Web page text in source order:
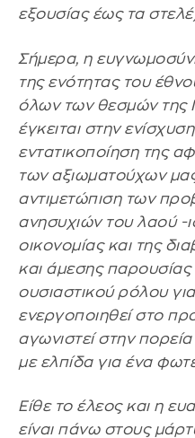
εξουσίας έως τα
Σήμερα, η
της ενότητας του
όλων των θεσμών της
έγκειται στην
εντατικοποίηση της
των αξιωματούχων
αντιμετώπιση των
ανησυχιών του λαού -
οικονομίας και της
και άμεσης
ουσιαστικού ρόλου
ενεργοποιηθεί στο
αγωνιστεί στην
με ελπίδα για ένα
Είθε το έλεος και η
είναι πάνω στους